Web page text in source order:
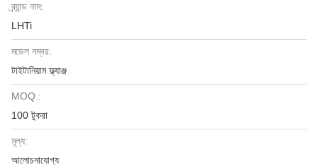
ব্র্যান্ড নাম:
LHTi
মডেল নম্বর:
টাইটানিয়াম ফ্ল্যাঞ্জ
MOQ.:
100 টুকরা
মূল্য:
আলোচনাযোগ্য